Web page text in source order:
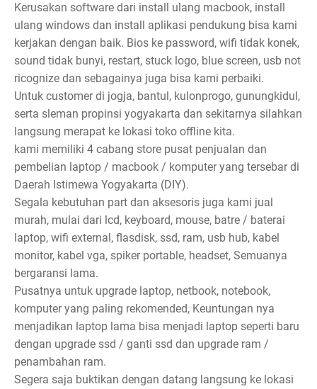
Kerusakan software dari install ulang macbook, install
ulang windows dan install aplikasi pendukung bisa kami
kerjakan dengan baik. Bios ke password, wifi tidak konek,
sound tidak bunyi, restart, stuck logo, blue screen, usb not
ricognize dan sebagainya juga bisa kami perbaiki.
Untuk customer di jogja, bantul, kulonprogo, gunungkidul,
serta sleman propinsi yogyakarta dan sekitarnya silahkan
langsung merapat ke lokasi toko offline kita.
kami memiliki 4 cabang store pusat penjualan dan
pembelian laptop / macbook / komputer yang tersebar di
Daerah Istimewa Yogyakarta (DIY).
Segala kebutuhan part dan aksesoris juga kami jual
murah, mulai dari lcd, keyboard, mouse, batre / baterai
laptop, wifi external, flasdisk, ssd, ram, usb hub, kabel
monitor, kabel vga, spiker portable, headset, Semuanya
bergaransi lama.
Pusatnya untuk upgrade laptop, netbook, notebook,
komputer yang paling rekomended, Keuntungan nya
menjadikan laptop lama bisa menjadi laptop seperti baru
dengan upgrade ssd / ganti ssd dan upgrade ram /
penambahan ram.
Segera saja buktikan dengan datang langsung ke lokasi